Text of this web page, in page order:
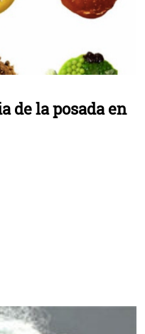
de la posada en